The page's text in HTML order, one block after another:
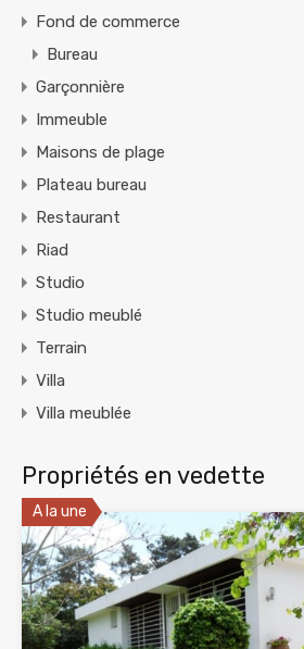
Fond de commerce
Bureau
Garçonnière
Immeuble
Maisons de plage
Plateau bureau
Restaurant
Riad
Studio
Studio meublé
Terrain
Villa
Villa meublée
Propriétés en vedette
A la une